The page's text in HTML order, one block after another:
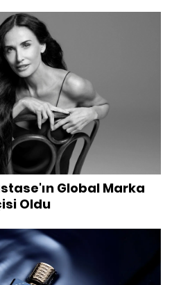
Global Marka
Oldu